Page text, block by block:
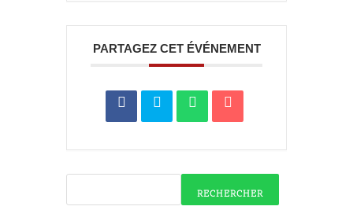
PARTAGEZ CET ÉVÉNEMENT
RECHERCHER